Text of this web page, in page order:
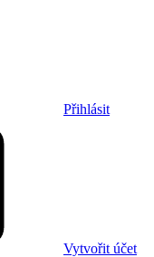
Přihlásit
Vytvořit účet